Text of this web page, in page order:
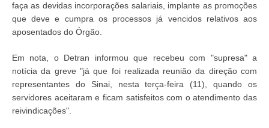
faça as devidas incorporações salariais, implante as promoções
que deve e cumpra os processos já vencidos relativos aos
aposentados do Órgão.
Em nota, o Detran informou que recebeu com "supresa" a
notícia da greve "já que foi realizada reunião da direção com
representantes do Sinai, nesta terça-feira (11), quando os
servidores aceitaram e ficam satisfeitos com o atendimento das
reivindicações".